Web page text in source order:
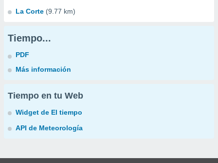
La Corte (9.77 km)
Tiempo...
PDF
Más información
Tiempo en tu Web
Widget de El tiempo
API de Meteorología